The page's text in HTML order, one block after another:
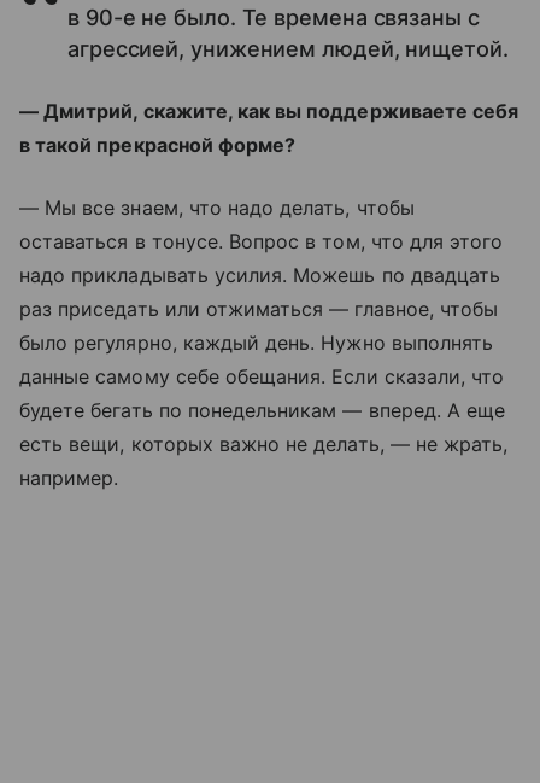
в 90-е не было. Те времена связаны с
агрессией, унижением людей, нищетой.
— Дмитрий, скажите, как вы поддерживаете себя
в такой прекрасной форме?
— Мы все знаем, что надо делать, чтобы
оставаться в тонусе. Вопрос в том, что для этого
надо прикладывать усилия. Можешь по двадцать
раз приседать или отжиматься — главное, чтобы
было регулярно, каждый день. Нужно выполнять
данные самому себе обещания. Если сказали, что
будете бегать по понедельникам — вперед. А еще
есть вещи, которых важно не делать, — не жрать,
например.